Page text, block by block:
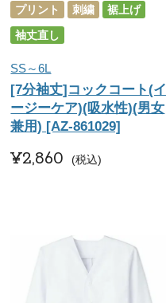
プリント 刺繍
裾上げ
袖丈直し
SS～6L
[7分袖丈]コックコート(イ
ージーケア)(吸水性)(男女
兼用) [AZ-861029]
¥2,860 税込